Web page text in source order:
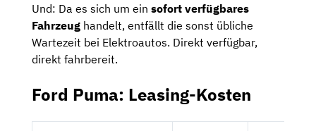
Und: Da es sich um ein sofort verfügbares
Fahrzeug handelt, entfällt die sonst übliche
Wartezeit bei Elektroautos. Direkt verfügbar,
direkt fahrbereit.
Ford Puma: Leasing-Kosten